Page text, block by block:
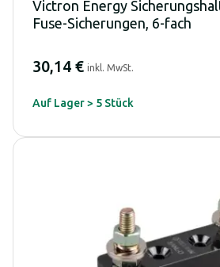
Victron Energy
Fuse-Sicherungen, 6-fach
30,14 € inkl. MwSt.
Auf Lager > 5 Stück